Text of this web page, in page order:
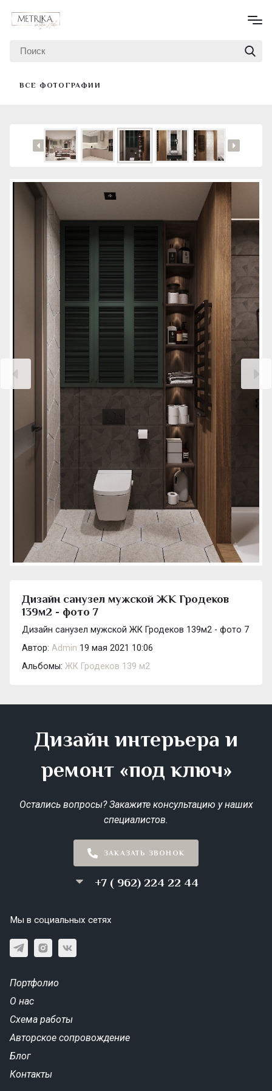
ВСЕ ФОТОГРАФИИ
Дизайн санузел мужской ЖК Гродеков
139м2 - фото 7
Дизайн санузел мужской ЖК Гродеков 139м2 - фото 7
Автор: Admin 19 мая 2021 10:06
Альбомы: ЖК Гродеков 139 м2
Дизайн интерьера и
ремонт «под ключ»
Остались вопросы? Закажите консультацию у наших
специалистов.
ЗАКАЗАТЬ ЗВОНОК
+7 ( 962) 224 22 44
Мы в социальных сетях
Портфолио
О нас
Схема работы
Авторское сопровождение
Блог
Контакты